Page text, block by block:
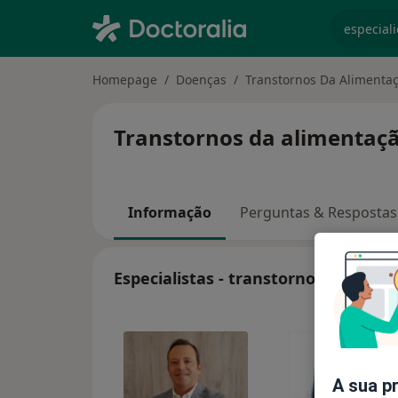
Homepage Doenças Transtornos Da
Transtornos da
Informação Perguntas & Respostas
Especialistas - transtornos da
A sua